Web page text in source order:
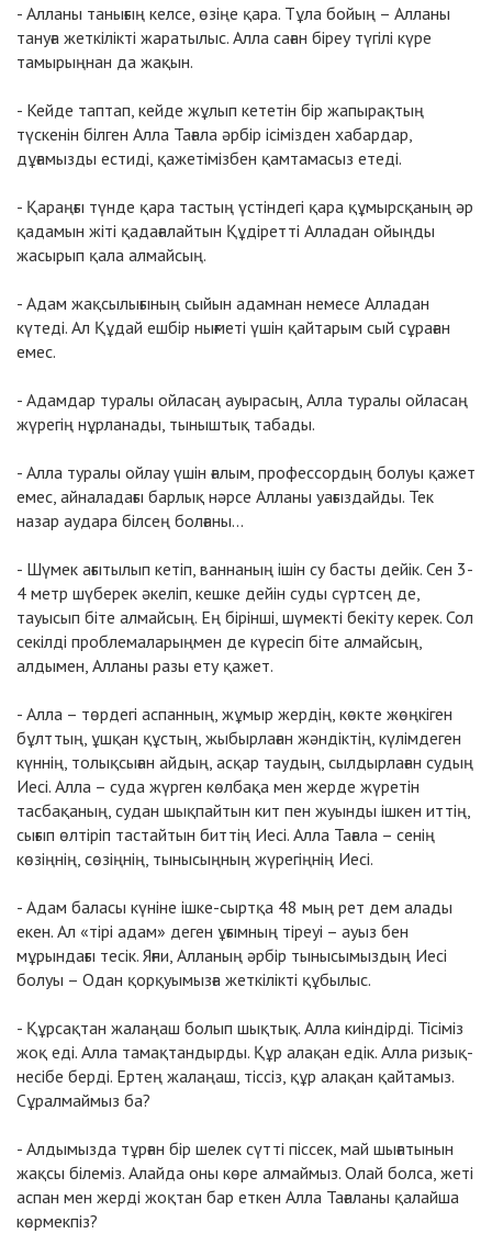
- Алланы танығың келсе, өзіңе қара. Тұла бойың – Алланы
тануға жеткілікті жаратылыс. Алла саған біреу түгілі күре
тамырыңнан да жақын.
- Кейде таптап, кейде жұлып кететін бір жапырақтың
түскенін білген Алла Тағала әрбір ісімізден хабардар,
дұғамызды естиді, қажетімізбен қамтамасыз етеді.
- Қараңғы түнде қара тастың үстіндегі қара құмырсқаның әр
қадамын жіті қадағалайтын Құдіретті Алладан ойыңды
жасырып қала алмайсың.
- Адам жақсылығының сыйын адамнан немесе Алладан
күтеді. Ал Құдай ешбір нығметі үшін қайтарым сый сұраған
емес.
- Адамдар туралы ойласаң ауырасың, Алла туралы ойласаң
жүрегің нұрланады, тыныштық табады.
- Алла туралы ойлау үшін ғалым, профессордың болуы қажет
емес, айналадағы барлық нәрсе Алланы уағыздайды. Тек
назар аудара білсең болғаны...
- Шүмек ағытылып кетіп, ваннаның ішін су басты дейік. Сен 3-
4 метр шүберек әкеліп, кешке дейін суды сүртсең де,
тауысып біте алмайсың. Ең бірінші, шүмекті бекіту керек. Сол
секілді проблемаларыңмен де күресіп біте алмайсың,
алдымен, Алланы разы ету қажет.
- Алла – төрдегі аспанның, жұмыр жердің, көкте жөңкіген
бұлттың, ұшқан құстың, жыбырлаған жәндіктің, күлімдеген
күннің, толықсыған айдың, асқар таудың, сылдырлаған судың
Иесі. Алла – суда жүрген көлбақа мен жерде жүретін
тасбақаның, судан шықпайтын кит пен жуынды ішкен иттің,
сығып өлтіріп тастайтын биттің Иесі. Алла Тағала – сенің
көзіңнің, сөзіңнің, тынысыңның жүрегіңнің Иесі.
- Адам баласы күніне ішке-сыртқа 48 мың рет дем алады
екен. Ал «тірі адам» деген ұғымның тіреуі – ауыз бен
мұрындағы тесік. Яғни, Алланың әрбір тынысымыздың Иесі
болуы – Одан қорқуымызға жеткілікті құбылыс.
- Құрсақтан жалаңаш болып шықтық. Алла киіндірді. Тісіміз
жоқ еді. Алла тамақтандырды. Құр алақан едік. Алла ризық-
несібе берді. Ертең жалаңаш, тіссіз, құр алақан қайтамыз.
Сұралмаймыз ба?
- Алдымызда тұрған бір шелек сүтті піссек, май шығатынын
жақсы білеміз. Алайда оны көре алмаймыз. Олай болса, жеті
аспан мен жерді жоқтан бар еткен Алла Тағаланы қалайша
көрмекпіз?